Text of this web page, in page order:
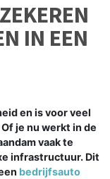
IN EEN
en is voor veel
je nu werkt in de
vaak te
infrastructuur. Dit
bedrijfsauto